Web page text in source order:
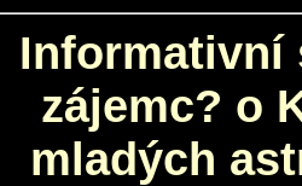
Informativní
zájemc? o
mladých